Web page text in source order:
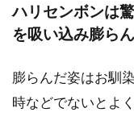
ハリセンボンは
を吸い込み膨ら
膨らんだ姿はお馴
時などでないとよ